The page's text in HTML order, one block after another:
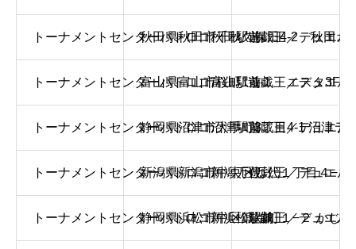
トーナメントセンターバトロコ秋田駅前
秋田県秋田市千秋久保田4-2 秋田オ
遊戯王／デュエル
トーナメントセンターバトロコ富山駅前
富山県富山市桜町1-1-1 エスタ3F
遊戯王／デュエル
トーナメントセンターバトロコ沼津駅前
静岡県沼津市大手町3丁目4-1 沼津ラ
遊戯王／デュエル
トーナメントセンターバトロコ新潟万代
新潟県新潟市中央区万代１丁目４−８
遊戯王／デュエル
トーナメントセンターバトロコ新浜松駅前
静岡県浜松市中区鍛冶町１−２ かじ
遊戯王／デュエル